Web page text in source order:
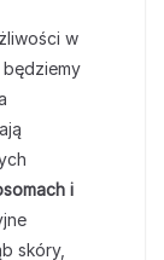
w
i
skóry,